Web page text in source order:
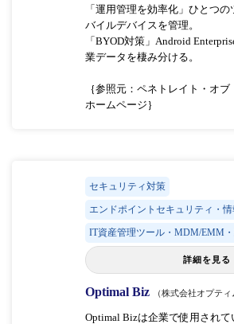
「運用管理を効率化」ひとつ
バイルデバイスを管理。
「BYOD対策」Android
業データを棲み分ける。
｛参照元：ペネトレイト・オ
ホームページ｝
セキュリティ対策
エンドポイントセキュリティ・
IT資産管理ツール・MDM/EMM
詳細を見る
Optimal Biz （株式会社オプティ
Optimal Bizは企業で使用され